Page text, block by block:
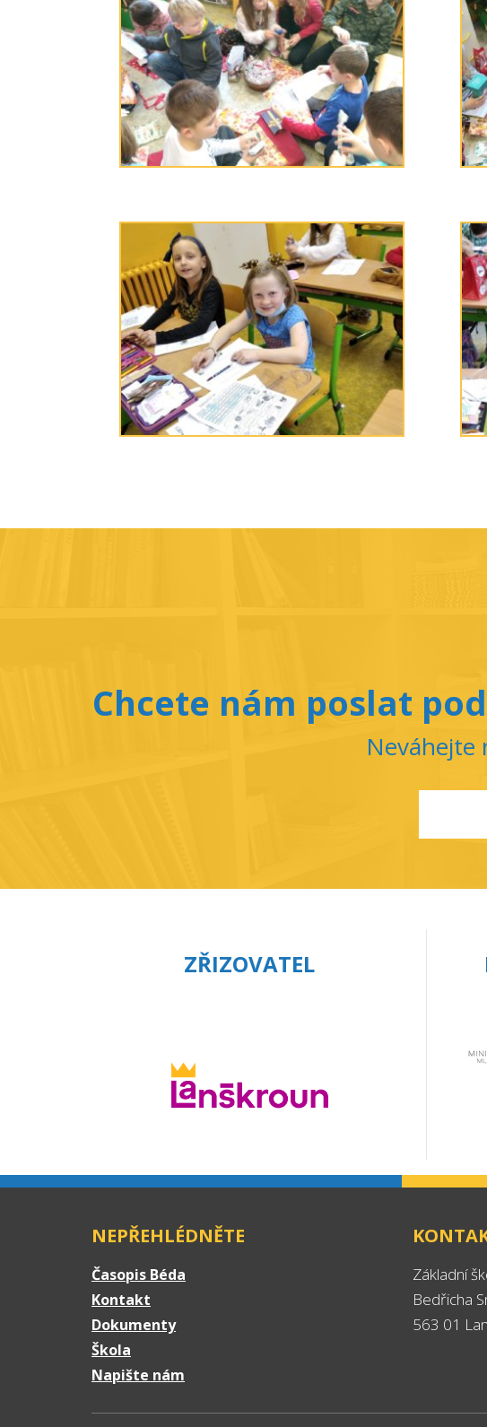
Chcete nám poslat
Neváhejte
ZŘIZOVATEL
NEPŘEHLÉDNĚTE
Časopis Béda
Kontakt
Dokumenty
Škola
Napište nám
Základní
Bedřicha
563 01